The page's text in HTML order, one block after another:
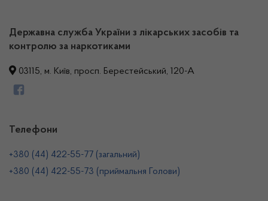
Державна служба України з лікарських засобів та
контролю за наркотиками
03115, м. Київ, просп. Берестейський, 120-А
Телефони
+380 (44) 422-55-77 (загальний)
+380 (44) 422-55-73 (приймальня Голови)